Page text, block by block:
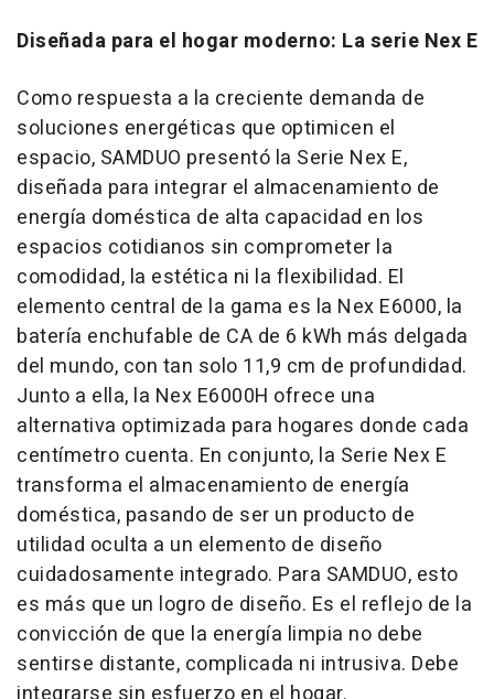
Diseñada para el hogar moderno: La serie Nex E
Como respuesta a la creciente demanda de
soluciones energéticas que optimicen el
espacio, SAMDUO presentó la Serie Nex E,
diseñada para integrar el almacenamiento de
energía doméstica de alta capacidad en los
espacios cotidianos sin comprometer la
comodidad, la estética ni la flexibilidad. El
elemento central de la gama es la Nex E6000, la
batería enchufable de CA de 6 kWh más delgada
del mundo, con tan solo 11,9 cm de profundidad.
Junto a ella, la Nex E6000H ofrece una
alternativa optimizada para hogares donde cada
centímetro cuenta. En conjunto, la Serie Nex E
transforma el almacenamiento de energía
doméstica, pasando de ser un producto de
utilidad oculta a un elemento de diseño
cuidadosamente integrado. Para SAMDUO, esto
es más que un logro de diseño. Es el reflejo de la
convicción de que la energía limpia no debe
sentirse distante, complicada ni intrusiva. Debe